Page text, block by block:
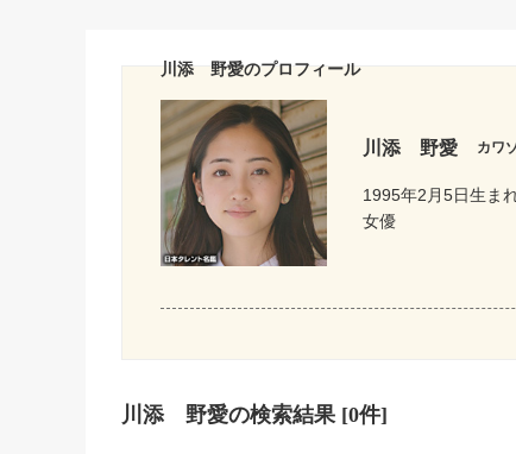
川添 野愛のプロフィール
川添 野愛 カワ
1995年2月5日生ま
女優
川添 野愛の検索結果 [0件]